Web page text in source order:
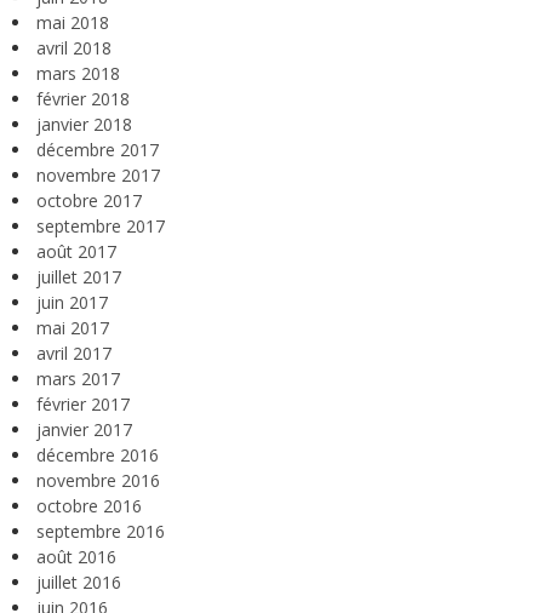
mai 2018
avril 2018
mars 2018
février 2018
janvier 2018
décembre 2017
novembre 2017
octobre 2017
septembre 2017
août 2017
juillet 2017
juin 2017
mai 2017
avril 2017
mars 2017
février 2017
janvier 2017
décembre 2016
novembre 2016
octobre 2016
septembre 2016
août 2016
juillet 2016
juin 2016